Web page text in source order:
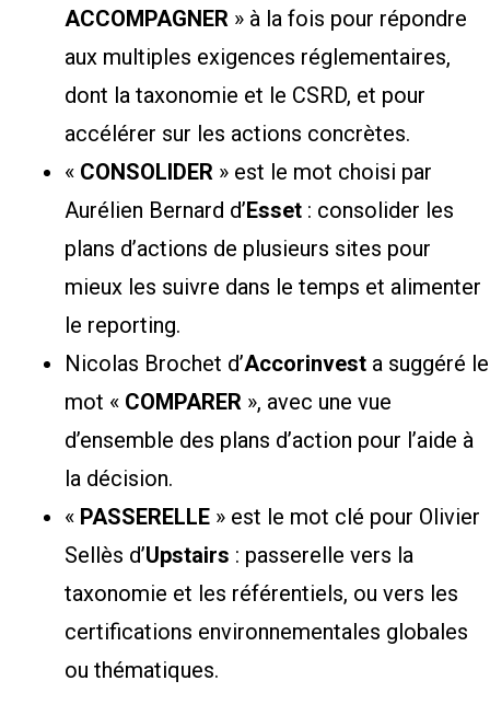
ACCOMPAGNER » à la fois pour répondre
aux multiples exigences réglementaires,
dont la taxonomie et le CSRD, et pour
accélérer sur les actions concrètes.
« CONSOLIDER » est le mot choisi par
Aurélien Bernard d’Esset : consolider les
plans d’actions de plusieurs sites pour
mieux les suivre dans le temps et alimenter
le reporting.
Nicolas Brochet d’Accorinvest a suggéré le
mot « COMPARER », avec une vue
d’ensemble des plans d’action pour l’aide à
la décision.
« PASSERELLE » est le mot clé pour Olivier
Sellès d’Upstairs : passerelle vers la
taxonomie et les référentiels, ou vers les
certifications environnementales globales
ou thématiques.